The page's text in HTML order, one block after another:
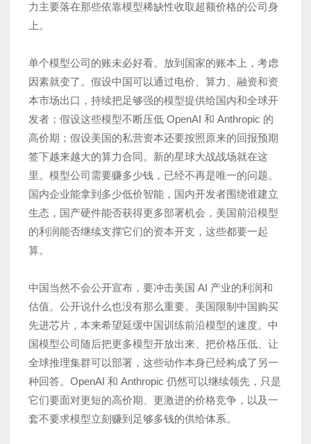
力主要落在那些依靠模型稀缺性收取超额价格的公司身
上。
单个模型公司的账未必好看。放到国家的账本上，考虑
因素就变了。假设中国可以通过电价、算力、融资和资
本市场出口，持续把足够强的模型提供给国内和全球开
发者；假设这些模型不断压低 OpenAI 和 Anthropic 的
高价期；假设美国的私营资本还要按照原来的回报预期
签下越来越大的算力合同。新的星球大战战场就在这
里。模型公司需要赚多少钱，已经不再是唯一的问题。
国内企业能拿到多少低价智能，国内开发者围绕谁建立
生态，国产硬件能否获得更多部署机会，美国前沿模型
的利润能否继续支撑它们的资本开支，这些都要一起
算。
中国当然不会公开宣布，要冲击美国 AI 产业的利润和
估值。公开说什么也没有那么重要。美国限制中国购买
先进芯片，本来希望延缓中国训练前沿模型的速度。中
国模型公司随后把更多模型开放出来、把价格压低、让
全球推理集群可以部署，这些动作本身已经构成了另一
种回答。OpenAI 和 Anthropic 仍然可以继续领先，只是
它们要面对更短的高价期、更激进的价格竞争，以及一
套不要求模型立刻赚到足够多钱的供给体系。